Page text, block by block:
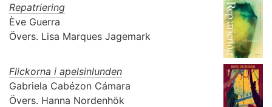
Repatriering
Ève Guerra
Övers. Lisa Marques Jagemark
Flickorna i apelsinlunden
Gabriela Cabézon Cámara
Övers. Hanna Nordenhök